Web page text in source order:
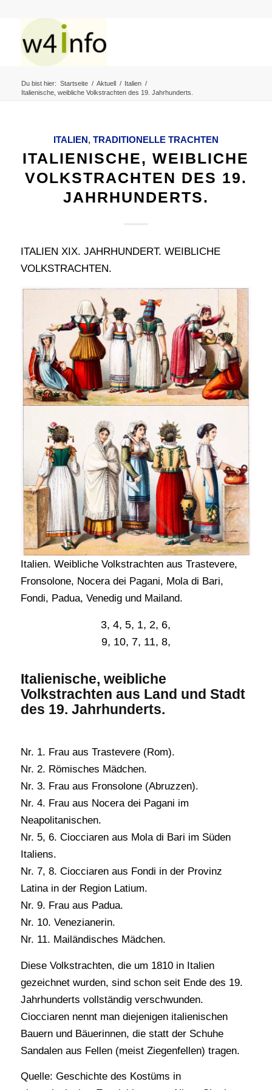
Du bist hier: Startseite / Aktuell / Italien /
Italienische, weibliche Volkstrachten des 19. Jahrhunderts.
ITALIEN, TRADITIONELLE TRACHTEN
ITALIENISCHE, WEIBLICHE
VOLKSTRACHTEN DES 19.
JAHRHUNDERTS.
ITALIEN XIX. JAHRHUNDERT. WEIBLICHE
VOLKSTRACHTEN.
Italien. Weibliche Volkstrachten aus Trastevere,
Fronsolone, Nocera dei Pagani, Mola di Bari,
Fondi, Padua, Venedig und Mailand.
3, 4, 5, 1, 2, 6,
9, 10, 7, 11, 8,
Italienische, weibliche
Volkstrachten aus Land und Stadt
des 19. Jahrhunderts.
Nr. 1. Frau aus Trastevere (Rom).
Nr. 2. Römisches Mädchen.
Nr. 3. Frau aus Fronsolone (Abruzzen).
Nr. 4. Frau aus Nocera dei Pagani im
Neapolitanischen.
Nr. 5, 6. Ciocciaren aus Mola di Bari im Süden
Italiens.
Nr. 7, 8. Ciocciaren aus Fondi in der Provinz
Latina in der Region Latium.
Nr. 9. Frau aus Padua.
Nr. 10. Venezianerin.
Nr. 11. Mailändisches Mädchen.
Diese Volkstrachten, die um 1810 in Italien
gezeichnet wurden, sind schon seit Ende des 19.
Jahrhunderts vollständig verschwunden.
Ciocciaren nennt man diejenigen italienischen
Bauern und Bäuerinnen, die statt der Schuhe
Sandalen aus Fellen (meist Ziegenfellen) tragen.
Quelle: Geschichte des Kostüms in